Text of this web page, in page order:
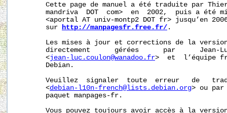
Cette page de manuel a été traduite par
mandriva  DOT  com>  en  2002,  puis a été
<aportal AT univ-montp2 DOT fr> jusqu’en
       sur
http://manpagesfr.free.fr/ .
Les mises à jour et corrections de la
directement      gérées      par      Jean-
       <
jean-luc.coulon@wanadoo.fr>  et  l’équipe
       Debian.
Veuillez  signaler  toute  erreur   de
       <
debian-l10n-french@lists.debian.org> ou par
       paquet manpages-fr.
Vous pouvez toujours avoir accès à la